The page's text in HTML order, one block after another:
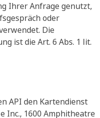
Ihrer Anfrage genutzt,
oder
Die
ist die Art. 6 Abs. 1 lit.
API den Kartendienst
Inc., 1600 Amphitheatre